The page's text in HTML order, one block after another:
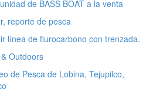
de BASS BOAT a la venta
reporte de pesca
línea de flurocarbono con trenzada.
Outdoors
de Pesca de Lobina, Tejupilco,